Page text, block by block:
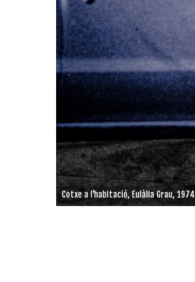
Cotxe a l'habitació, Eulàlia Grau, 1974